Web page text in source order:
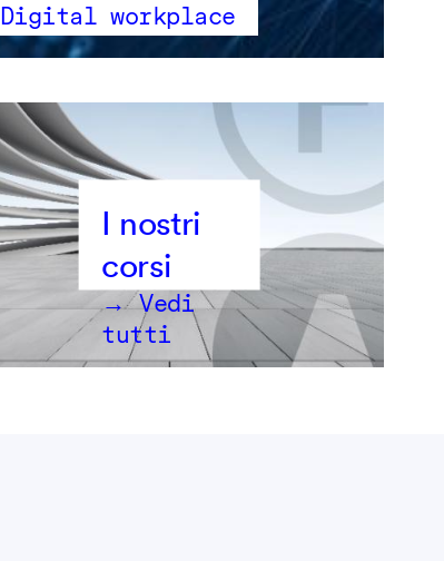
Digital workplace
→ Vedi
tutti